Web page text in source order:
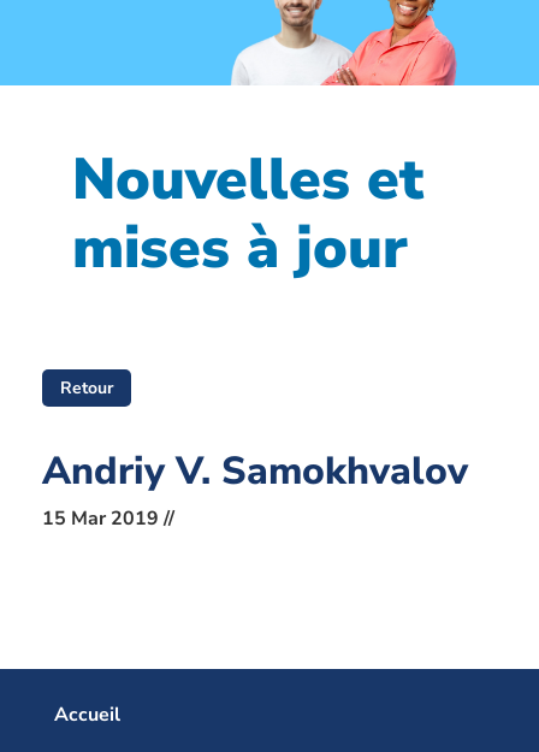
Nouvelles et
mises à jour
Retour
Andriy V. Samokhvalov
15 Mar 2019 //
Accueil